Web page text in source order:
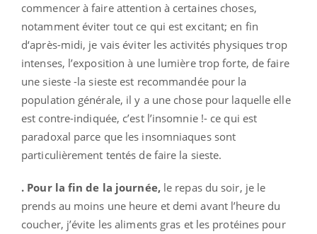
commencer à faire attention à certaines choses,
notamment éviter tout ce qui est excitant; en fin
d‘après-midi, je vais éviter les activités physiques trop
intenses, l’exposition à une lumière trop forte, de faire
une sieste -la sieste est recommandée pour la
population générale, il y a une chose pour laquelle elle
est contre-indiquée, c’est l’insomnie !- ce qui est
paradoxal parce que les insomniaques sont
particulièrement tentés de faire la sieste.
. Pour la fin de la journée,le repas du soir, je le
prends au moins une heure et demi avant l’heure du
coucher, j’évite les aliments gras et les protéines pour